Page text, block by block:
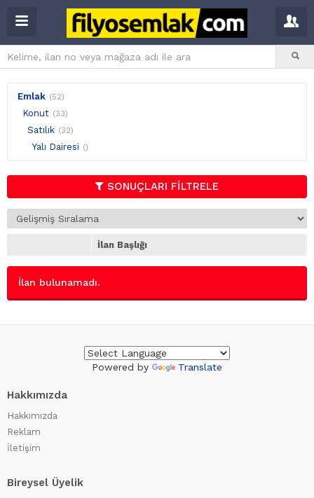
Emlak (52)
Konut (33)
Satılık (32)
Yalı Dairesi ()
SONUÇLARI FİLTRELE
İlan Başlığı
İlan bulunamadı.
Powered by Translate
Hakkımızda
Hakkımızda
Reklam
İletişim
Bireysel Üyelik